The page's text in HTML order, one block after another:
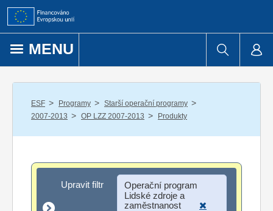
Přejít k obsahu
MENU
ESF / Programy / Starší operační programy /
2007-2013 / OP LZZ 2007-2013 / Produkty
Upravit filtr
Upravit filtr
Operační program
Lidské zdroje a
zaměstnanost